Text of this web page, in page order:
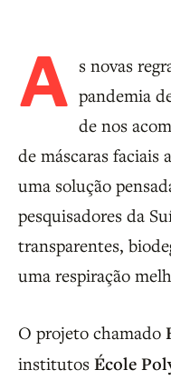
A s novas
pandemia
de nos
de máscaras faciais
uma solução
pesquisadores da
transparentes,
uma respiração
O projeto chamado
institutos École